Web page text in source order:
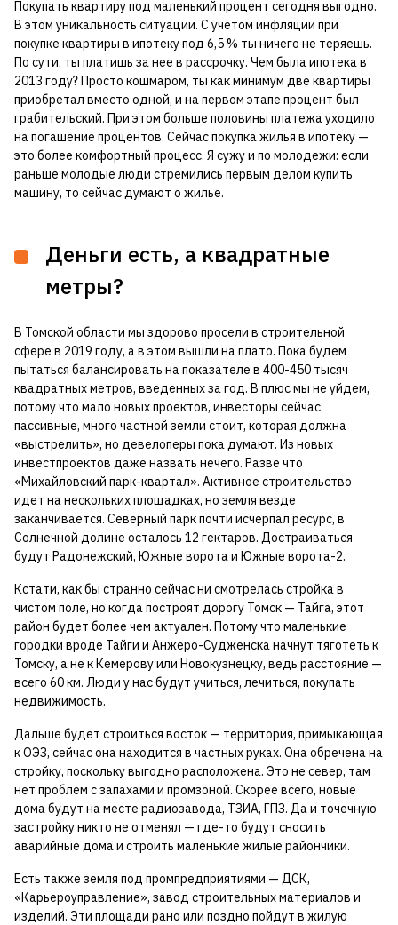
Покупать квартиру под маленький процент сегодня выгодно.
В этом уникальность ситуации. С учетом инфляции при
покупке квартиры в ипотеку под 6,5 % ты ничего не теряешь.
По сути, ты платишь за нее в рассрочку. Чем была ипотека в
2013 году? Просто кошмаром, ты как минимум две квартиры
приобретал вместо одной, и на первом этапе процент был
грабительский. При этом больше половины платежа уходило
на погашение процентов. Сейчас покупка жилья в ипотеку —
это более комфортный процесс. Я сужу и по молодежи: если
раньше молодые люди стремились первым делом купить
машину, то сейчас думают о жилье.
Деньги есть, а квадратные
метры?
В Томской области мы здорово просели в строительной
сфере в 2019 году, а в этом вышли на плато. Пока будем
пытаться балансировать на показателе в 400-450 тысяч
квадратных метров, введенных за год. В плюс мы не уйдем,
потому что мало новых проектов, инвесторы сейчас
пассивные, много частной земли стоит, которая должна
«выстрелить», но девелоперы пока думают. Из новых
инвестпроектов даже назвать нечего. Разве что
«Михайловский парк-квартал». Активное строительство
идет на нескольких площадках, но земля везде
заканчивается. Северный парк почти исчерпал ресурс, в
Солнечной долине осталось 12 гектаров. Достраиваться
будут Радонежский, Южные ворота и Южные ворота-2.
Кстати, как бы странно сейчас ни смотрелась стройка в
чистом поле, но когда построят дорогу Томск — Тайга, этот
район будет более чем актуален. Потому что маленькие
городки вроде Тайги и Анжеро-Судженска начнут тяготеть к
Томску, а не к Кемерову или Новокузнецку, ведь расстояние —
всего 60 км. Люди у нас будут учиться, лечиться, покупать
недвижимость.
Дальше будет строиться восток — территория, примыкающая
к ОЭЗ, сейчас она находится в частных руках. Она обречена на
стройку, поскольку выгодно расположена. Это не север, там
нет проблем с запахами и промзоной. Скорее всего, новые
дома будут на месте радиозавода, ТЗИА, ГПЗ. Да и точечную
застройку никто не отменял — где-то будут сносить
аварийные дома и строить маленькие жилые райончики.
Есть также земля под промпредприятиями — ДСК,
«Карьероуправление», завод строительных материалов и
изделий. Эти площади рано или поздно пойдут в жилую